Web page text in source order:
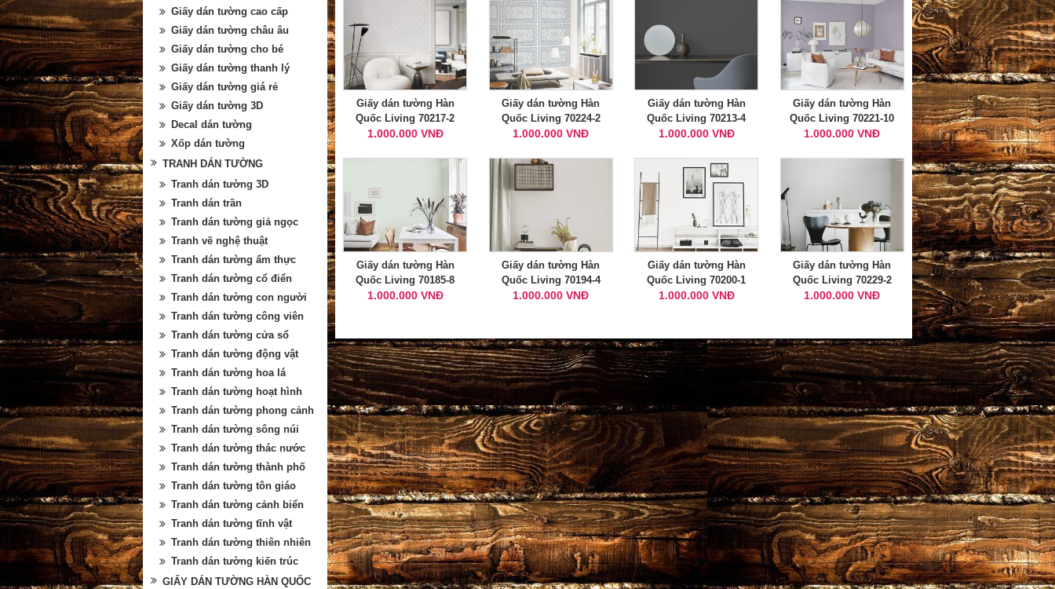
Giấy dán tường Hàn
Quốc Living 70217-2
1.000.000 VNĐ
Giấy dán tường Hàn
Quốc Living 70224-2
1.000.000 VNĐ
Giấy dán tường Hàn
Quốc Living 70213-4
1.000.000 VNĐ
Giấy dán tường Hàn
Quốc Living 70221-10
1.000.000 VNĐ
Giấy dán tường Hàn
Quốc Living 70185-8
1.000.000 VNĐ
Giấy dán tường Hàn
Quốc Living 70194-4
1.000.000 VNĐ
Giấy dán tường Hàn
Quốc Living 70200-1
1.000.000 VNĐ
Giấy dán tường Hàn
Quốc Living 70229-2
1.000.000 VNĐ
Giấy dán tường cao cấp
Giấy dán tường châu âu
Giấy dán tường cho bé
Giấy dán tường thanh lý
Giấy dán tường giá rẻ
Giấy dán tường 3D
Decal dán tường
Xốp dán tường
TRANH DÁN TƯỜNG
Tranh dán tường 3D
Tranh dán trần
Tranh dán tường giả ngọc
Tranh vẽ nghệ thuật
Tranh dán tường ẩm thực
Tranh dán tường cổ điển
Tranh dán tường con người
Tranh dán tường công viên
Tranh dán tường cửa sổ
Tranh dán tường động vật
Tranh dán tường hoa lá
Tranh dán tường hoạt hình
Tranh dán tường phong cảnh
Tranh dán tường sông núi
Tranh dán tường thác nước
Tranh dán tường thành phố
Tranh dán tường tôn giáo
Tranh dán tường cảnh biển
Tranh dán tường tĩnh vật
Tranh dán tường thiên nhiên
Tranh dán tường kiến trúc
GIẤY DÁN TƯỜNG HÀN QUỐC